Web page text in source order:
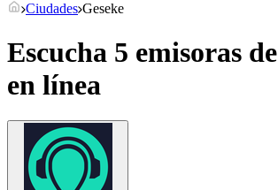
Ciudades Geseke
Escucha 5 emisoras de
en línea